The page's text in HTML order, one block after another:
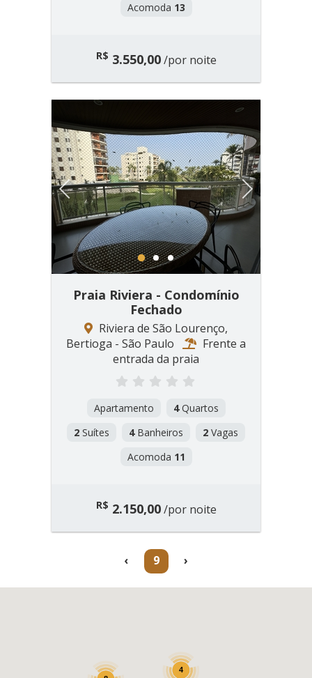
Acomoda 13
R$ 3.550,00/por noite
Previous Next
1 2 3
Praia Riviera - Condomínio
Fechado
Riviera de São Lourenço,
Bertioga - São Paulo
Frente a
entrada da praia
Apartamento 4Quartos
2 Suítes 4Banheiros 2 Vagas
Acomoda 11
R$ 2.150,00/por noite
‹ 9(current)
›
4